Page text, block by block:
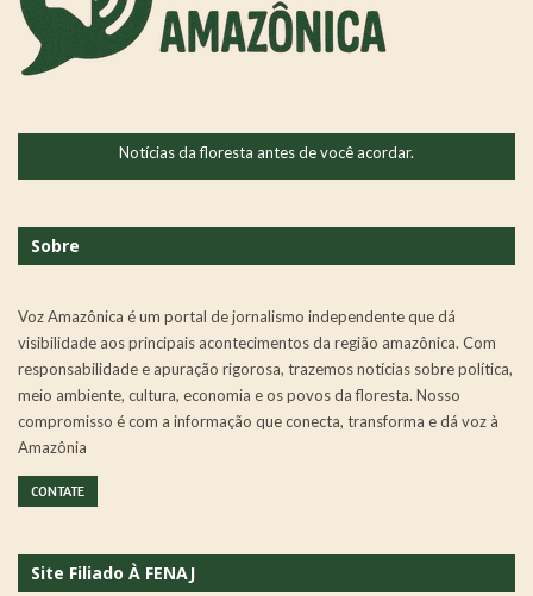
Notícias da floresta antes de você acordar.
Sobre
Voz Amazônica é um portal de jornalismo independente que dá
visibilidade aos principais acontecimentos da região amazônica. Com
responsabilidade e apuração rigorosa, trazemos notícias sobre política,
meio ambiente, cultura, economia e os povos da floresta. Nosso
compromisso é com a informação que conecta, transforma e dá voz à
Amazônia
CONTATE
Site Filiado À FENAJ